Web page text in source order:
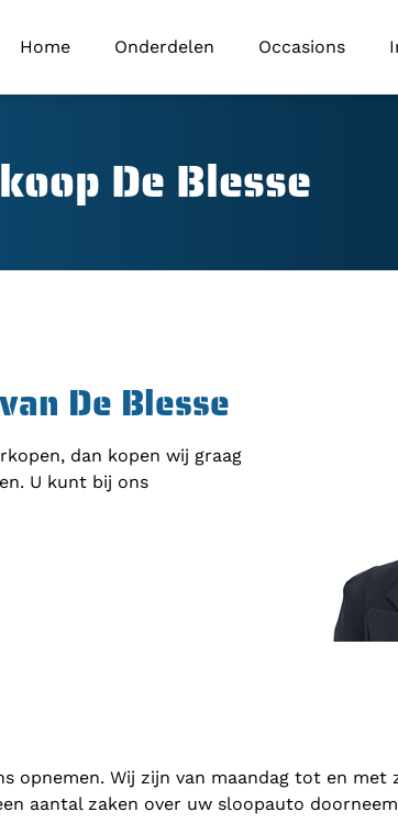
Home Onderdelen Occasions
De Blesse
De Blesse
dan kopen wij graag
U kunt bij ons
Wij zijn van maandag tot en met
aantal zaken over uw sloopauto